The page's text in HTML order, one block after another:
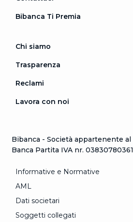
Bibanca Ti Premia
Chi siamo
Trasparenza
Reclami
Lavora con noi
Bibanca - Società appartenente al
Banca Partita IVA nr. 03830780361
Informative e Normative
AML
Dati societari
Soggetti collegati